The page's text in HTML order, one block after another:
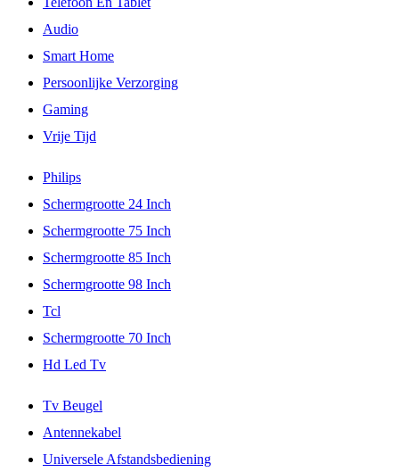
Audio
Smart Home
Persoonlijke Verzorging
Gaming
Vrije Tijd
Philips
Schermgrootte 24 Inch
Schermgrootte 75 Inch
Schermgrootte 85 Inch
Schermgrootte 98 Inch
Tcl
Schermgrootte 70 Inch
Hd Led Tv
Tv Beugel
Antennekabel
Universele Afstandsbediening